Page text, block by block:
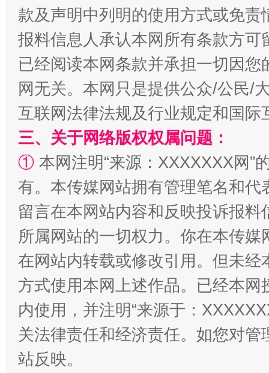
扯下公款旅游的“隐身衣” 如何以
“蜀中异人”王建安的艺术幻境
款及声明中列明的使用方式或免责
报料信息人承认本网所有条款方
已经阅读本网条款并承担一切因
网无关。本网只是提供公众/公民/
互联网法律法规及行业规定和国
三、关于网络版权权属问题：
① 本网注明“来源：XXXXXXX网”
有。本传媒网站拥有管理笔名和
留言在本网站内容和反映投诉报
所属网站的一切权力。你在本传
在网站内转载或修改引用。但未
方式使用本网上述作品。已经本
内使用，并注明“来源于：
关法律责任和经济责任。如您对
站反映。